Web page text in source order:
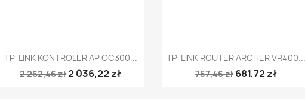
Szybki podgląd
TP-LINK KONTROLER AP OC300...
2 262,46 zł2 036,22 zł
Szybki podgląd
TP-LINK ROUTER ARCHER VR400...
757,46 zł681,72 zł